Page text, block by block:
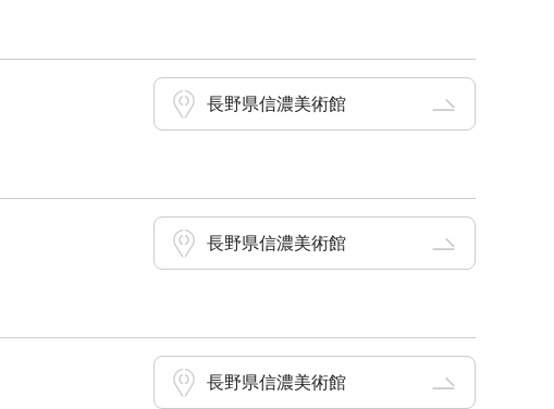
長野県信濃美術館
長野県信濃美術館
長野県信濃美術館